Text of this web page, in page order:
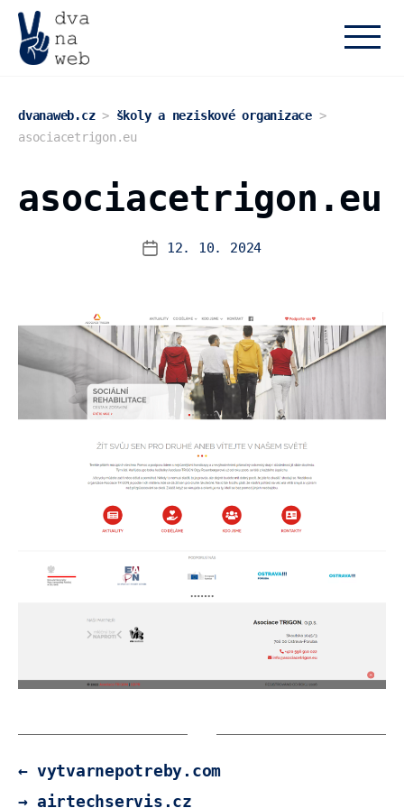
dvanaweb.cz> školy a neziskové organizace>
asociacetrigon.eu
asociacetrigon.eu
Datum12. 10. 2024
← vytvarnepotreby.com
→ airtechservis.cz